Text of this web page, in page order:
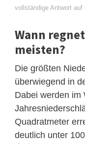
vollständige Antwort auf
Wann
meisten?
Die größten
überwiegend in
Dabei werden im
Quadratmeter
deutlich unter